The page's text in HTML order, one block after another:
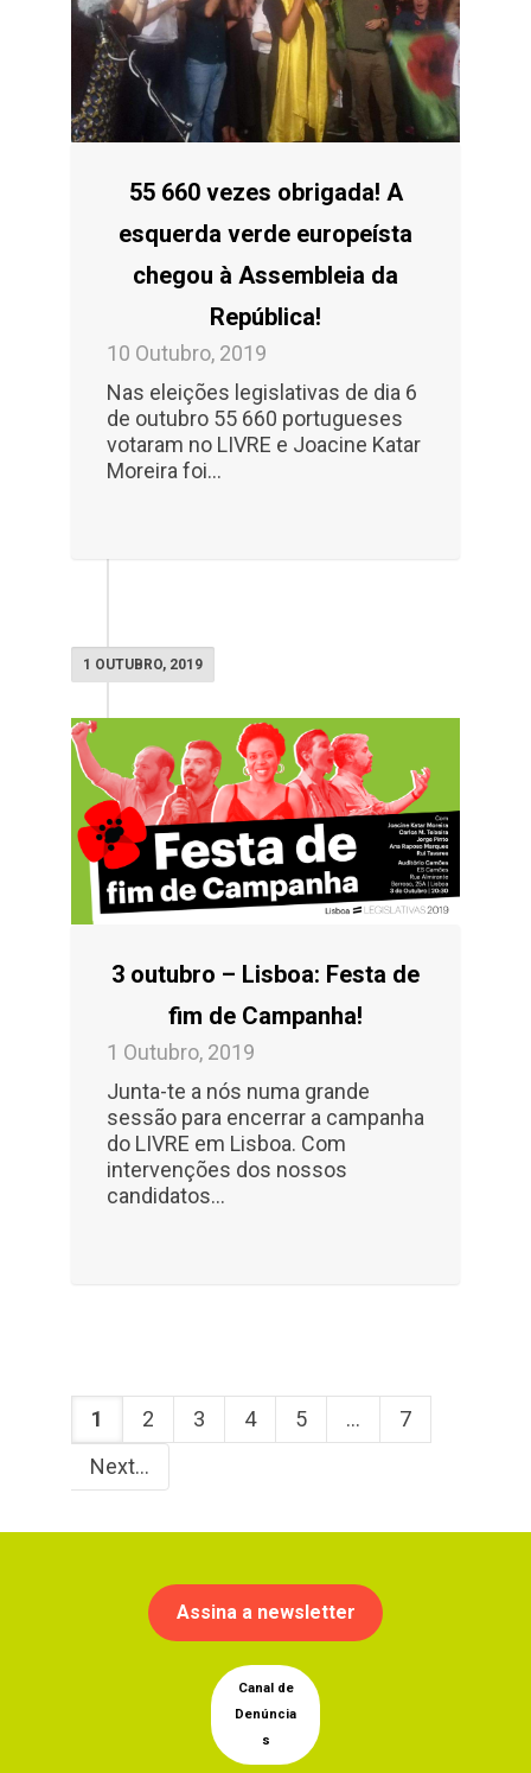
55 660 vezes obrigada! A
esquerda verde europeísta
chegou à Assembleia da
República!
10 Outubro, 2019
Nas eleições legislativas de dia 6
de outubro 55 660 portugueses
votaram no LIVRE e Joacine Katar
Moreira foi...
1 OUTUBRO, 2019
3 outubro – Lisboa: Festa de
fim de Campanha!
1 Outubro, 2019
Junta-te a nós numa grande
sessão para encerrar a campanha
do LIVRE em Lisboa. Com
intervenções dos nossos
candidatos...
1 2 3 4 5 ...
7
Next
Assina a newsletter
Canal de
Denúncia
s